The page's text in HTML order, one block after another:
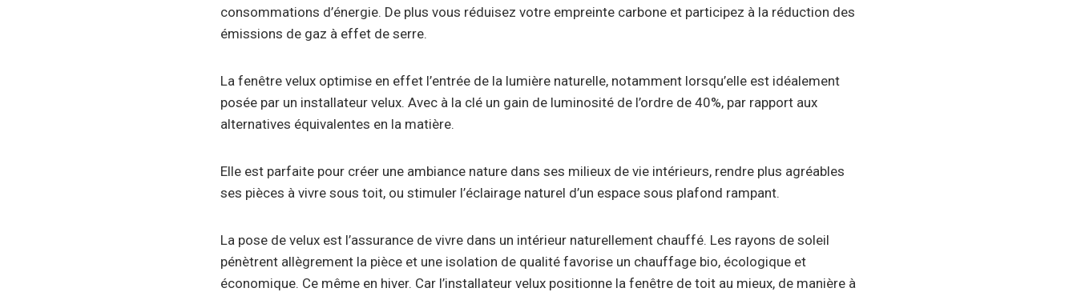
consommations d’énergie. De plus vous réduisez votre empreinte carbone et participez à la réduction des
émissions de gaz à effet de serre.
La fenêtre velux optimise en effet l’entrée de la lumière naturelle, notamment lorsqu’elle est idéalement
posée par un installateur velux. Avec à la clé un gain de luminosité de l’ordre de 40%, par rapport aux
alternatives équivalentes en la matière.
Elle est parfaite pour créer une ambiance nature dans ses milieux de vie intérieurs, rendre plus agréables
ses pièces à vivre sous toit, ou stimuler l’éclairage naturel d’un espace sous plafond rampant.
La pose de velux est l’assurance de vivre dans un intérieur naturellement chauffé. Les rayons de soleil
pénètrent allègrement la pièce et une isolation de qualité favorise un chauffage bio, écologique et
économique. Ce même en hiver. Car l’installateur velux positionne la fenêtre de toit au mieux, de manière à